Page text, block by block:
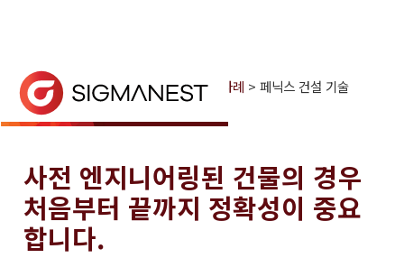
홈 > 왜 시그마네스트인가? >고객 사례 > 페닉스 건설 기술
페닉스 컨스트럭션 테크놀로지스는 시그마네스트
페닉스 건설 기술
사전 엔지니어링된 건물의 경우
처음부터 끝까지 정확성이 중요
합니다.